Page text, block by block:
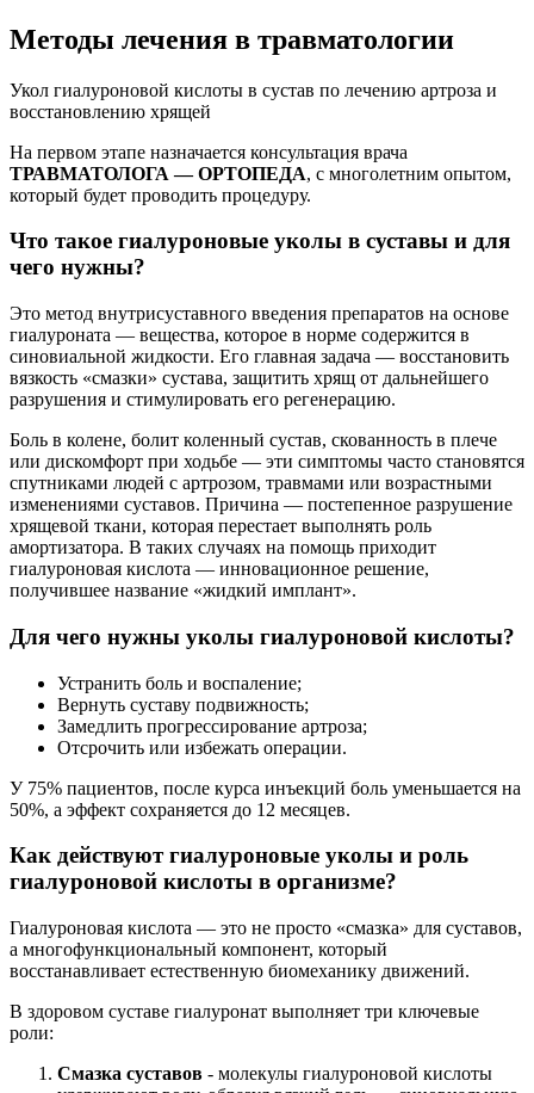
Методы лечения в травматологии
Укол гиалуроновой кислоты в сустав по лечению артроза и
восстановлению хрящей
На первом этапе назначается консультация врача
ТРАВМАТОЛОГА — ОРТОПЕДА, с многолетним опытом,
который будет проводить процедуру.
Что такое гиалуроновые уколы в суставы и для
чего нужны?
Это метод внутрисуставного введения препаратов на основе
гиалуроната — вещества, которое в норме содержится в
синовиальной жидкости. Его главная задача — восстановить
вязкость «смазки» сустава, защитить хрящ от дальнейшего
разрушения и стимулировать его регенерацию.
Боль в колене, болит коленный сустав, скованность в плече
или дискомфорт при ходьбе — эти симптомы часто становятся
спутниками людей с артрозом, травмами или возрастными
изменениями суставов. Причина — постепенное разрушение
хрящевой ткани, которая перестает выполнять роль
амортизатора. В таких случаях на помощь приходит
гиалуроновая кислота — инновационное решение,
получившее название «жидкий имплант».
Для чего нужны уколы гиалуроновой кислоты?
Устранить боль и воспаление;
Вернуть суставу подвижность;
Замедлить прогрессирование артроза;
Отсрочить или избежать операции.
У 75% пациентов, после курса инъекций боль уменьшается на
50%, а эффект сохраняется до 12 месяцев.
Как действуют гиалуроновые уколы и роль
гиалуроновой кислоты в организме?
Гиалуроновая кислота — это не просто «смазка» для суставов,
а многофункциональный компонент, который
восстанавливает естественную биомеханику движений.
В здоровом суставе гиалуронат выполняет три ключевые
роли:
Смазка суставов - молекулы гиалуроновой кислоты